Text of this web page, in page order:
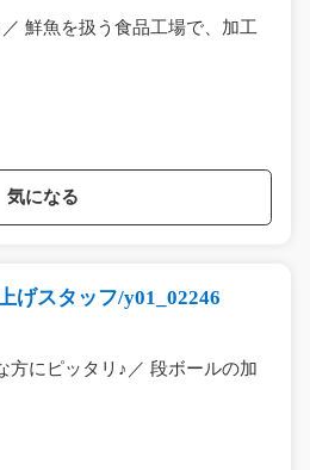
鮮魚を扱う食品工場で、加工
気になる
げスタッフ/y01_02246
方にピッタリ♪／ 段ボールの加